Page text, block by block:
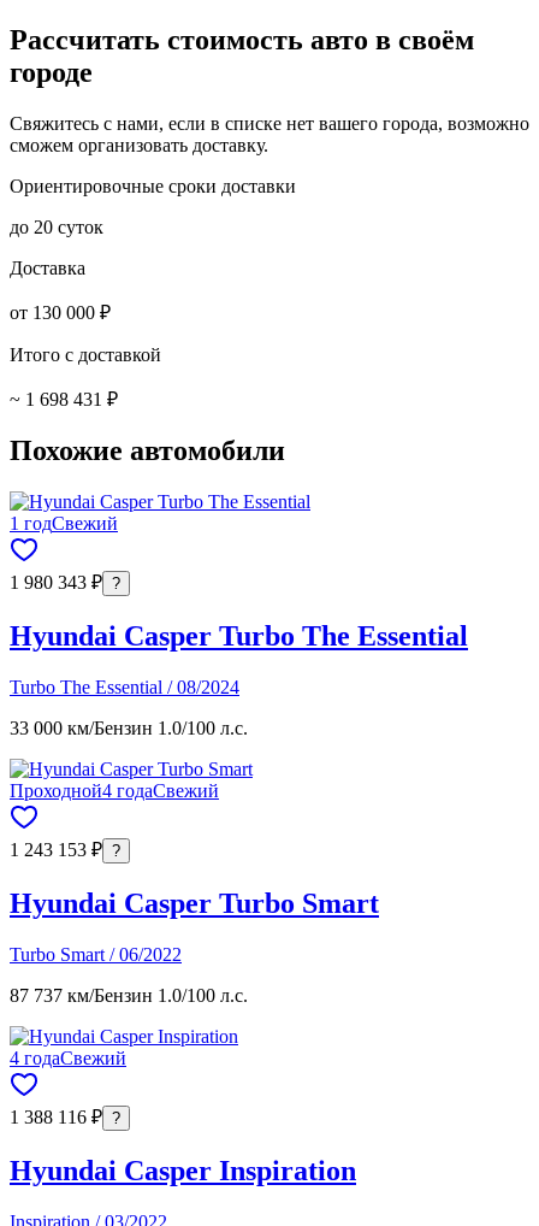
Рассчитать стоимость авто в своём
городе
Свяжитесь с нами, если в списке нет вашего города, возможно
сможем организовать доставку.
Ориентировочные сроки доставки
до 20 суток
Доставка
от 130 000 ₽
Итого с доставкой
~ 1 698 431 ₽
Похожие автомобили
1 годСвежий
1 980 343 ₽ ?
Hyundai Casper Turbo The Essential
Turbo The Essential / 08/2024
33 000 км/Бензин 1.0/100 л.с.
Проходной4 годаСвежий
1 243 153 ₽ ?
Hyundai Casper Turbo Smart
Turbo Smart / 06/2022
87 737 км/Бензин 1.0/100 л.с.
4 годаСвежий
1 388 116 ₽ ?
Hyundai Casper Inspiration
Inspiration / 03/2022